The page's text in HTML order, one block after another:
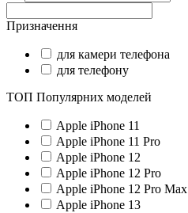
Призначення
для камери телефона
для телефону
ТОП Популярних моделей
Apple iPhone 11
Apple iPhone 11 Pro
Apple iPhone 12
Apple iPhone 12 Pro
Apple iPhone 12 Pro Max
Apple iPhone 13